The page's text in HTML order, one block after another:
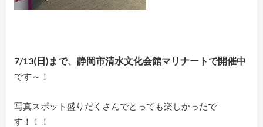
7/13(日)まで、静岡市清水文化会館マリナートで開催中
です～！
写真スポット盛りだくさんでとっても楽しかったで
す！！！